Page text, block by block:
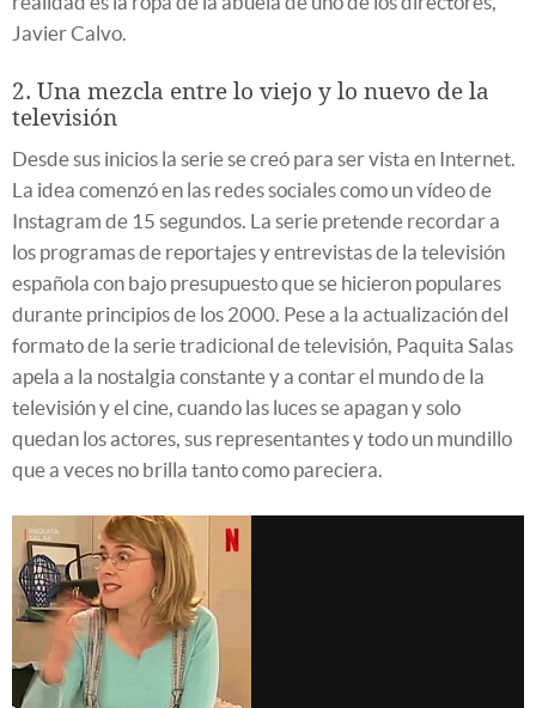
Javier Calvo.
2. Una mezcla entre lo viejo y lo nuevo de la
televisión
Desde sus inicios la serie se creó para ser vista en Internet.
La idea comenzó en las redes sociales como un vídeo de
Instagram de 15 segundos. La serie pretende recordar a
los programas de reportajes y entrevistas de la televisión
española con bajo presupuesto que se hicieron populares
durante principios de los 2000. Pese a la actualización del
formato de la serie tradicional de televisión, Paquita Salas
apela a la nostalgia constante y a contar el mundo de la
televisión y el cine, cuando las luces se apagan y solo
quedan los actores, sus representantes y todo un mundillo
que a veces no brilla tanto como pareciera.